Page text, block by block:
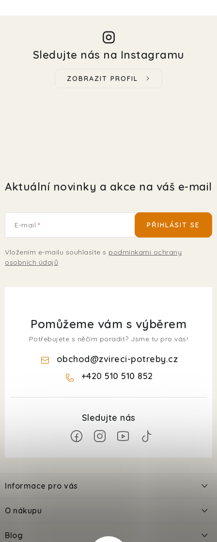
Sledujte nás na Instagramu
ZOBRAZIT PROFIL
Aktuální novinky a akce na váš e-mail
E-mail
Vložením e-mailu souhlasíte s podmínkami ochrany
osobních údajů
PŘIHLÁSIT SE
Pomůžeme vám s výběrem
Potřebujete s něčím poradit? Jsme tu pro vás!
obchod@zvireci-potreby.cz
+420 510 510 852
p
a
Informace pro vás
O nákupu
Blog